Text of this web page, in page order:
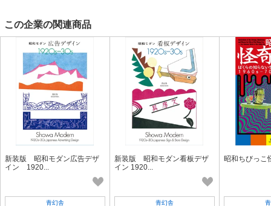
この企業の関連商品
新装版 昭和モダン広告デザ
イン 1920...
青幻舎
新装版 昭和モダン看板デザ
イン 1920...
青幻舎
昭和ちびっこ